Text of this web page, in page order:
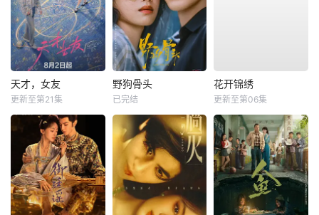
天才，女友
更新至第21集
野狗骨头
已完结
花开锦绣
更新至第06集